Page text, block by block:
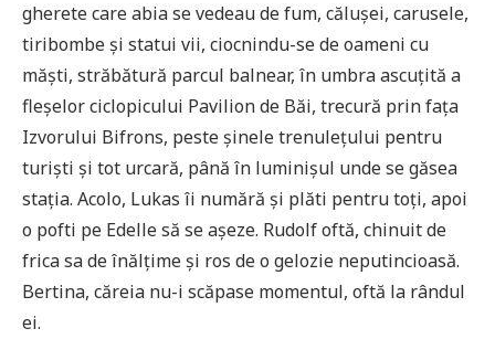
gherete care abia se vedeau de fum, călușei, carusele,
tiribombe și statui vii, ciocnindu-se de oameni cu
măști, străbătură parcul balnear, în umbra ascuțită a
fleșelor ciclopicului Pavilion de Băi, trecură prin fața
Izvorului Bifrons, peste șinele trenulețului pentru
turiști și tot urcară, până în luminișul unde se găsea
stația. Acolo, Lukas îi numără și plăti pentru toți, apoi
o pofti pe Edelle să se așeze. Rudolf oftă, chinuit de
frica sa de înălțime și ros de o gelozie neputincioasă.
Bertina, căreia nu-i scăpase momentul, oftă la rândul
ei.